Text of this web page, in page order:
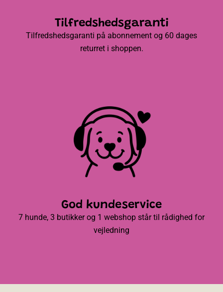
Tilfredshedsgaranti
Tilfredshedsgaranti på abonnement og 60 dages
returret i shoppen.
God kundeservice
7 hunde, 3 butikker og 1 webshop står til rådighed for
vejledning